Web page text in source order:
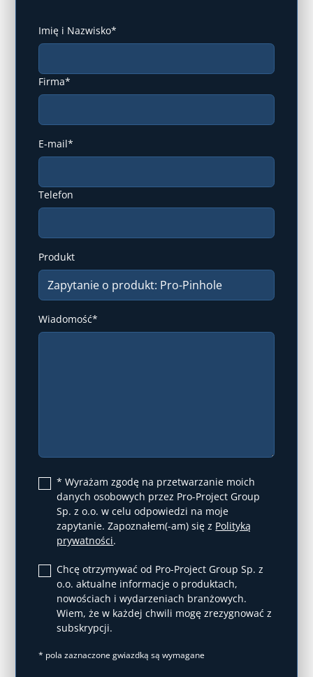
Imię i Nazwisko*
Firma*
E-mail*
Telefon
Produkt
Wiadomość*
* Wyrażam zgodę na przetwarzanie moich
danych osobowych przez Pro-Project Group
Sp. z o.o. w celu odpowiedzi na moje
zapytanie. Zapoznałem(-am) się z Polityką
prywatności.
Chcę otrzymywać od Pro-Project Group Sp. z
o.o. aktualne informacje o produktach,
nowościach i wydarzeniach branżowych.
Wiem, że w każdej chwili mogę zrezygnować z
subskrypcji.
* pola zaznaczone gwiazdką są wymagane